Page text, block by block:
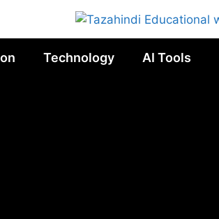
Technology AI Tools